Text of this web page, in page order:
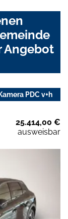
Angebot
PDC v+h
25.414,00 €
ausweisbar